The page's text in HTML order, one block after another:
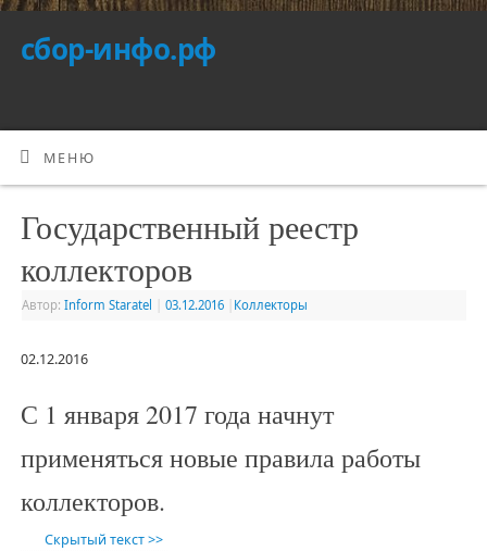
сбор-инфо.рф
МЕНЮ
Государственный реестр
коллекторов
Автор: Inform Staratel 03.12.2016 Коллекторы
02.12.2016
С 1 января 2017 года начнут
применяться новые правила работы
коллекторов.
Скрытый текст >>